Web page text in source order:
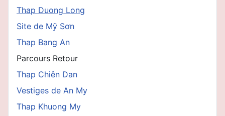
Thap Duong Long
Site de Mỹ Sơn
Thap Bang An
Parcours Retour
Thap Chiên Dan
Vestiges de An My
Thap Khuong My